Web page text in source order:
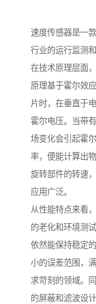
速度传感器是一
行业的运行监测
在技术原理层面
原理基于霍尔效
片时，在垂直于
霍尔电压。当带
场变化会引起霍
率，便能计算出
旋转部件的转速
应用广泛。
从性能特点来看
的老化和环境测
依然能保持稳定
小的误差范围，
求苛刻的领域。
的屏蔽和滤波设